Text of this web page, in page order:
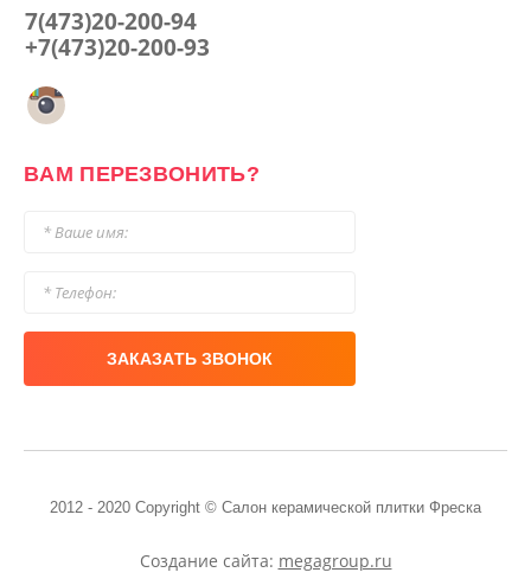
7(473)20-200-94
+7(473)20-200-93
ВАМ ПЕРЕЗВОНИТЬ?
ЗАКАЗАТЬ ЗВОНОК
2012 - 2020 Copyright © Салон керамической плитки Фреска
Создание сайта: megagroup.ru